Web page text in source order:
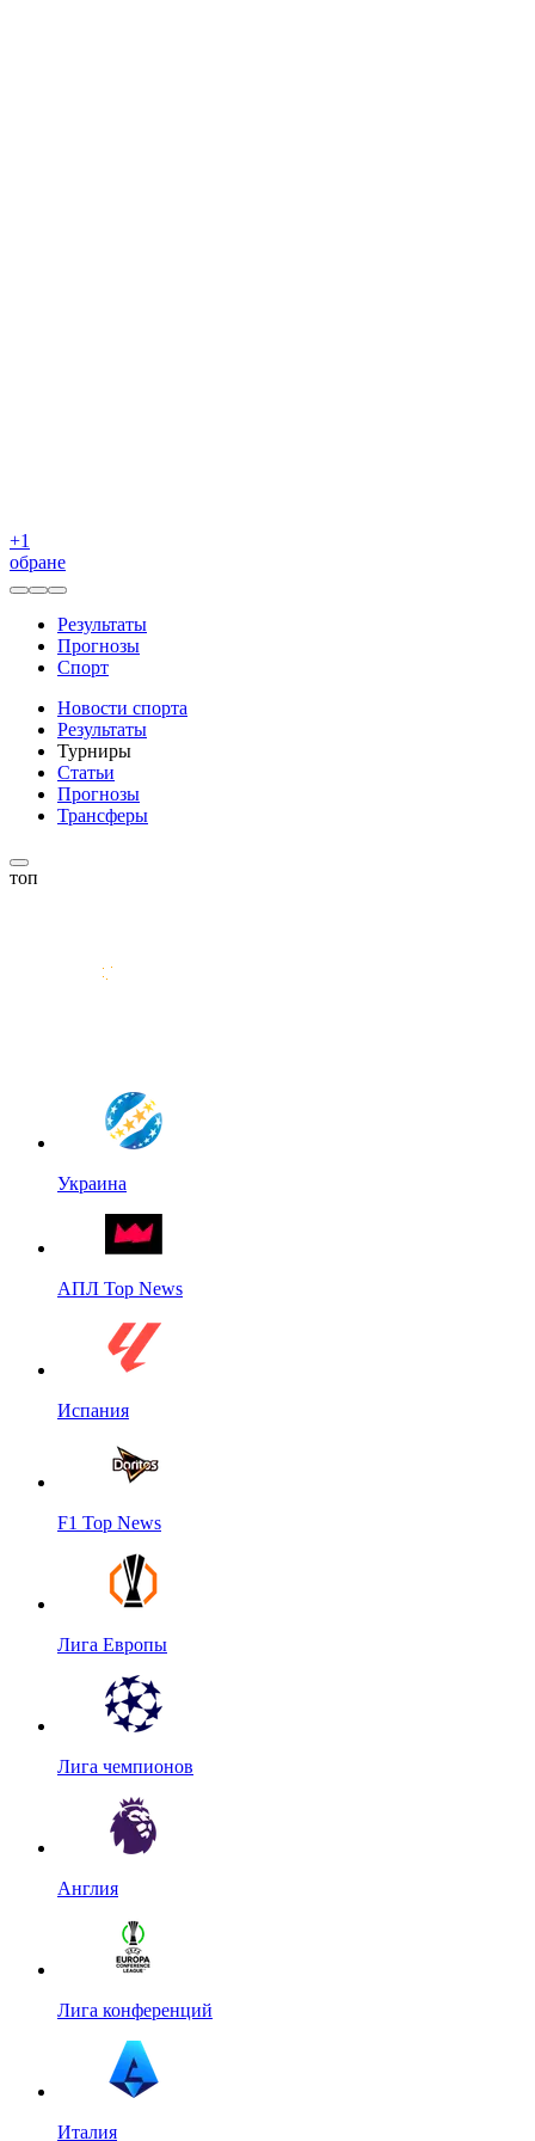
+1
обране
Результаты
Прогнозы
Спорт
Новости спорта
Результаты
Турниры
Статьи
Прогнозы
Трансферы
топ
Украина
АПЛ Top News
Испания
F1 Top News
Лига Европы
Лига чемпионов
Англия
Лига конференций
Италия